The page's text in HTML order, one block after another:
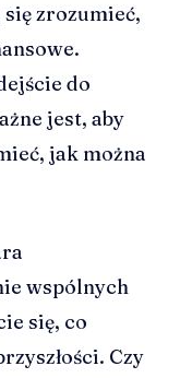
zrozumieć,
do
jest, aby
jak można
wspólnych
się, co
Czy